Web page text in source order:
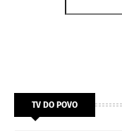
TV DO POVO